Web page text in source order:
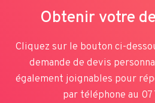
Obtenir votre
Cliquez sur le bouton ci-
demande de devis
également joignables pour
par téléphone au 07